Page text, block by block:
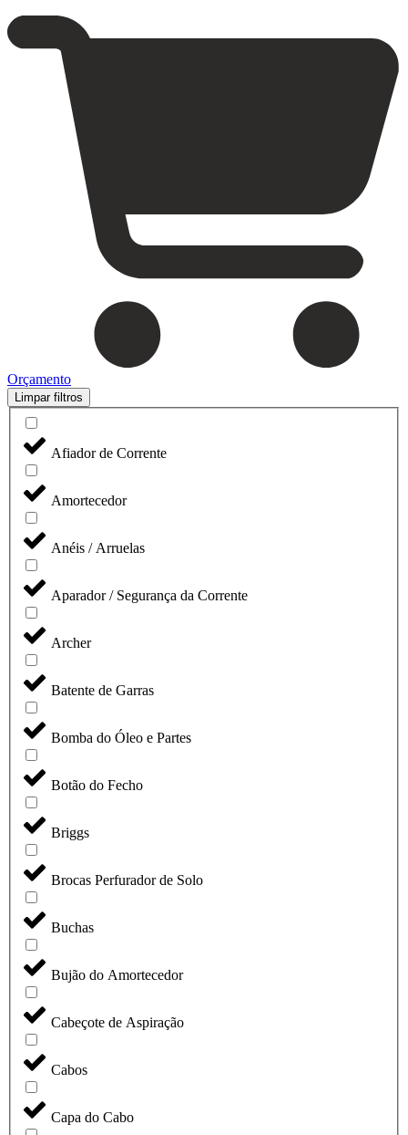
Orçamento
Limpar filtros
Afiador de Corrente
Amortecedor
Anéis / Arruelas
Aparador / Segurança da Corrente
Archer
Batente de Garras
Bomba do Óleo e Partes
Botão do Fecho
Briggs
Brocas Perfurador de Solo
Buchas
Bujão do Amortecedor
Cabeçote de Aspiração
Cabos
Capa do Cabo